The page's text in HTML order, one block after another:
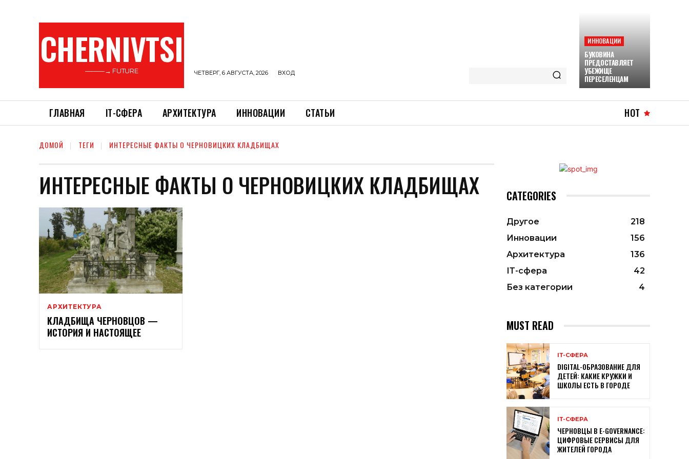
CHERNIVTSI
———→ FUTURE ЧЕТВЕРГ, 6 АВГУСТА, 2026 ВХОД
ИННОВАЦИИ
БУКОВИНА
ПРЕДОСТАВЛЯЕТ
УБЕЖИЩЕ
ПЕРЕСЕЛЕНЦАМ
ГЛАВНАЯ ІТ-СФЕРА АРХИТЕКТУРА ИННОВАЦИИ СТАТЬИ HOT
ДОМОЙ ТЕГИ ИНТЕРЕСНЫЕ ФАКТЫ О ЧЕРНОВИЦКИХ КЛАДБИЩАХ
ИНТЕРЕСНЫЕ ФАКТЫ О ЧЕРНОВИЦКИХ КЛАДБИЩАХ
АРХИТЕКТУРА
КЛАДБИЩА ЧЕРНОВЦОВ —
ИСТОРИЯ И НАСТОЯЩЕЕ
CATEGORIES
Другое
218
Инновации
156
Архитектура
136
ІТ-сфера
42
Без категории
4
MUST READ
ІТ-СФЕРА
DIGITAL-ОБРАЗОВАНИЕ ДЛЯ
ДЕТЕЙ: КАКИЕ КРУЖКИ И
ШКОЛЫ ЕСТЬ В ГОРОДЕ
ІТ-СФЕРА
ЧЕРНОВЦЫ В E-GOVERNANCE:
ЦИФРОВЫЕ СЕРВИСЫ ДЛЯ
ЖИТЕЛЕЙ ГОРОДА